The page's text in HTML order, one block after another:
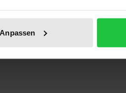
Anpassen